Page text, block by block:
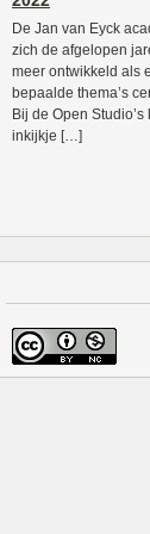
De Jan van Eyck
zich de afgelopen
meer ontwikkeld als
bepaalde thema’s
Bij de Open
inkijkje […]